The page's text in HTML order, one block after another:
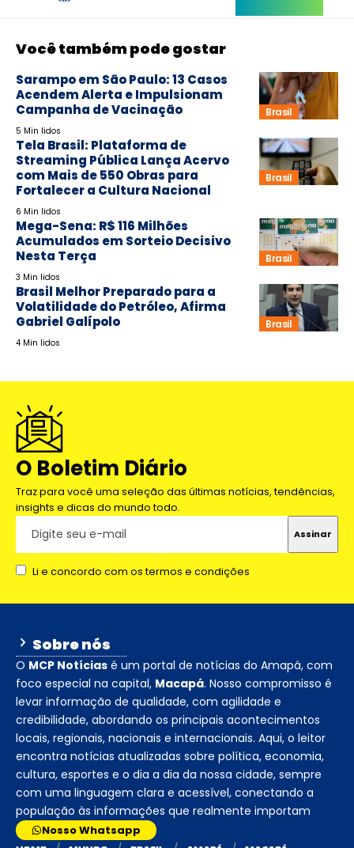
Você também pode gostar
Brasil
Sarampo em São Paulo: 13 Casos
Acendem Alerta e Impulsionam
Campanha de Vacinação
5 Min lidos
Brasil
Tela Brasil: Plataforma de
Streaming Pública Lança Acervo
com Mais de 550 Obras para
Fortalecer a Cultura Nacional
6 Min lidos
Brasil
Mega-Sena: R$ 116 Milhões
Acumulados em Sorteio Decisivo
Nesta Terça
3 Min lidos
Brasil
Brasil Melhor Preparado para a
Volatilidade do Petróleo, Afirma
Gabriel Galípolo
4 Min lidos
O Boletim Diário
Traz para você uma seleção das últimas notícias, tendências,
insights e dicas do mundo todo.
Li e concordo com os termos e condições
Sobre nós
O MCP Notícias é um portal de notícias do Amapá, com
foco especial na capital, Macapá. Nosso compromisso é
levar informação de qualidade, com agilidade e
credibilidade, abordando os principais acontecimentos
locais, regionais, nacionais e internacionais. Aqui, o leitor
encontra notícias atualizadas sobre política, economia,
cultura, esportes e o dia a dia da nossa cidade, sempre
com uma linguagem clara e acessível, conectando a
população às informações que realmente importam
Nosso Whatsapp